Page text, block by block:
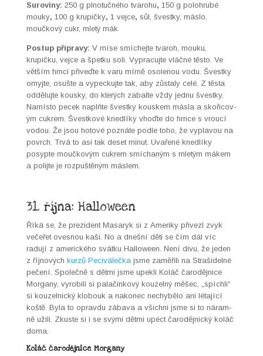
Suroviny: 250 g plno­tučného tvaro­hu, 150 g polohrubé
mouky, 100 g krupičky, 1 vejce, sůl, švestky, más­lo,
moučkový cukr, mletý mák
Post­up přípravy: V míse smíchejte tvaroh, mouku,
krupičku, vejce a špetku soli. Vypracu­jte vláčné těs­to. Ve
větším hrn­ci přiveďte k varu mírně osole­nou vodu. Švestky
omyjte, osušte a vypeck­u­jte tak, aby zůstaly celé. Z těs­ta
odd­ělu­jte kousky, do kterých zabalte vždy jed­nu švestky.
Namís­to pecek naplňte švestky kouskem más­la a skoři­cov­
ým cukrem. Švestkové knedlíky vhoďte do hrnce s vroucí
vodou. Že jsou hotové poznáte podle toho, že vyplavou na
povrch. Trvá to asi tak deset min­ut. Uvařené knedlíky
posypte moučkovým cukrem smíchaným s mletým mákem
a poli­jte je rozpuštěným máslem.
31. října: Halloween
Říká se, že prezi­dent Masaryk si z Ameriky přive­zl zvyk
večeřet oves­nou kaši. No a dnešní děti se čím dál víc
radu­jí z amer­ick­ého svátku Hal­loween. Není divu, že jeden
z říjnových kurzů Peciváleč­kajsme zaměřili na Strašidel­né
pečení. Společně s dět­mi jsme upekli Koláč čar­o­dějnice
Mor­gany, vyro­bili si palačinkový kouzel­ný měšec, „spích­li“
si kouzel­nický klobouk a nakonec nechy­bě­lo ani léta­jící
koště. Byla to oprav­du zába­va a všich­ni jsme si to náram­
ně užili. Zkuste si i se svý­mi dět­mi upéct čar­o­dějnický koláč
doma.
Koláč čarodějnice Morgany